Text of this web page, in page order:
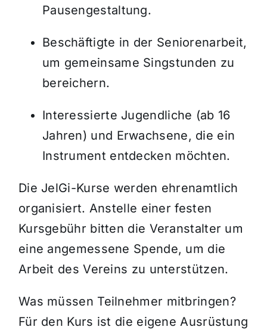
Pausengestaltung.
Beschäftigte in der Seniorenarbeit,
um gemeinsame Singstunden zu
bereichern.
Interessierte Jugendliche (ab 16
Jahren) und Erwachsene, die ein
Instrument entdecken möchten.
Die JelGi-Kurse werden ehrenamtlich
organisiert. Anstelle einer festen
Kursgebühr bitten die Veranstalter um
eine angemessene Spende, um die
Arbeit des Vereins zu unterstützen.
Was müssen Teilnehmer mitbringen?
Für den Kurs ist die eigene Ausrüstung